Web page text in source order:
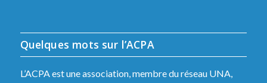
Quelques mots sur l’ACPA
L’ACPA est une association, membre du réseau UNA,